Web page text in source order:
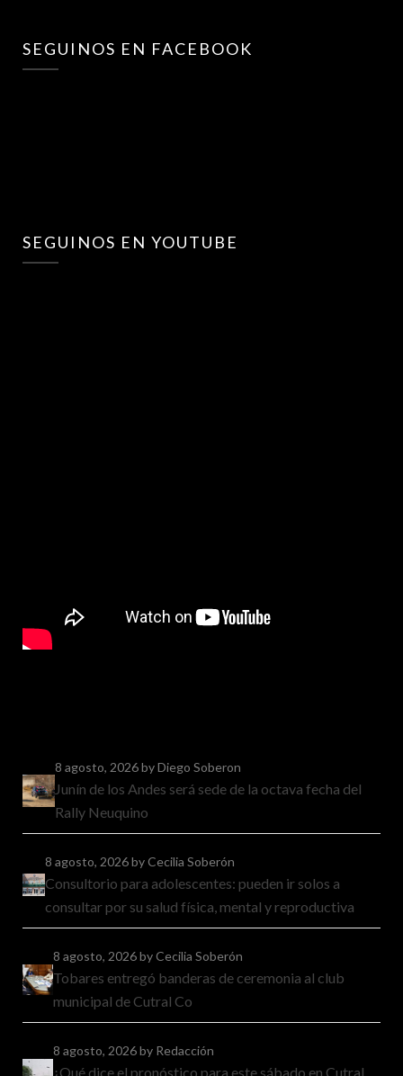
SEGUINOS EN FACEBOOK
SEGUINOS EN YOUTUBE
8 agosto, 2026by Diego Soberon
Junín de los Andes será sede de la octava fecha del
Rally Neuquino
8 agosto, 2026by Cecilia Soberón
Consultorio para adolescentes: pueden ir solos a
consultar por su salud física, mental y reproductiva
8 agosto, 2026by Cecilia Soberón
Tobares entregó banderas de ceremonia al club
municipal de Cutral Co
8 agosto, 2026by Redacción
¿Qué dice el pronóstico para este sábado en Cutral